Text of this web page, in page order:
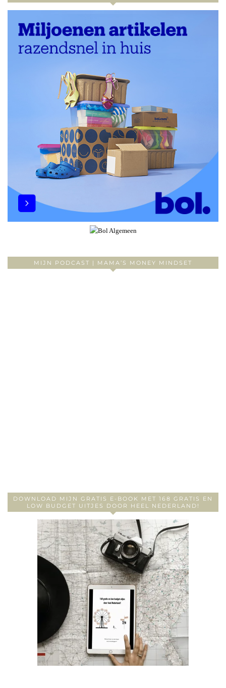
MIJN PODCAST | MAMA’S MONEY MINDSET
DOWNLOAD MIJN GRATIS E-BOOK MET 168 GRATIS EN
LOW BUDGET UITJES DOOR HEEL NEDERLAND!